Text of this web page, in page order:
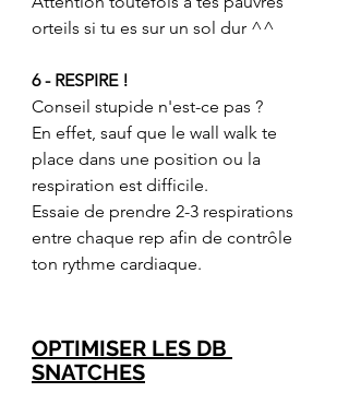
orteils si tu es sur un sol dur ^^
6 - RESPIRE !
Conseil stupide n'est-ce pas ?
En effet, sauf que le wall walk te
place dans une position ou la
respiration est difficile.
Essaie de prendre 2-3 respirations
entre chaque rep afin de contrôle
ton rythme cardiaque.
OPTIMISER LES DB
SNATCHES